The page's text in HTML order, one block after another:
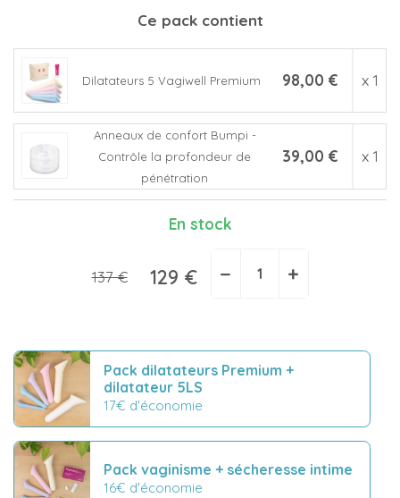
Ce pack contient
Dilatateurs 5 Vagiwell Premium 98,00 € x 1
Anneaux de confort Bumpi -
Contrôle la profondeur de
pénétration
39,00 € x 1
En stock
137 € 129 € − +
Pack dilatateurs Premium +
dilatateur 5LS
17€ d'économie
Pack vaginisme + sécheresse intime
16€ d'économie